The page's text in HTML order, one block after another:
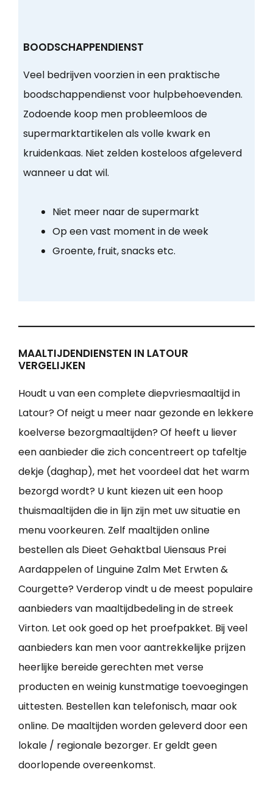
BOODSCHAPPENDIENST
Veel bedrijven voorzien in een praktische
boodschappendienst voor hulpbehoevenden.
Zodoende koop men probleemloos de
supermarktartikelen als volle kwark en
kruidenkaas. Niet zelden kosteloos afgeleverd
wanneer u dat wil.
Niet meer naar de supermarkt
Op een vast moment in de week
Groente, fruit, snacks etc.
MAALTIJDENDIENSTEN IN LATOUR
VERGELIJKEN
Houdt u van een complete diepvriesmaaltijd in
Latour? Of neigt u meer naar gezonde en lekkere
koelverse bezorgmaaltijden? Of heeft u liever
een aanbieder die zich concentreert op tafeltje
dekje (daghap), met het voordeel dat het warm
bezorgd wordt? U kunt kiezen uit een hoop
thuismaaltijden die in lijn zijn met uw situatie en
menu voorkeuren. Zelf maaltijden online
bestellen als Dieet Gehaktbal Uiensaus Prei
Aardappelen of Linguine Zalm Met Erwten &
Courgette? Verderop vindt u de meest populaire
aanbieders van maaltijdbedeling in de streek
Virton. Let ook goed op het proefpakket. Bij veel
aanbieders kan men voor aantrekkelijke prijzen
heerlijke bereide gerechten met verse
producten en weinig kunstmatige toevoegingen
uittesten. Bestellen kan telefonisch, maar ook
online. De maaltijden worden geleverd door een
lokale / regionale bezorger. Er geldt geen
doorlopende overeenkomst.